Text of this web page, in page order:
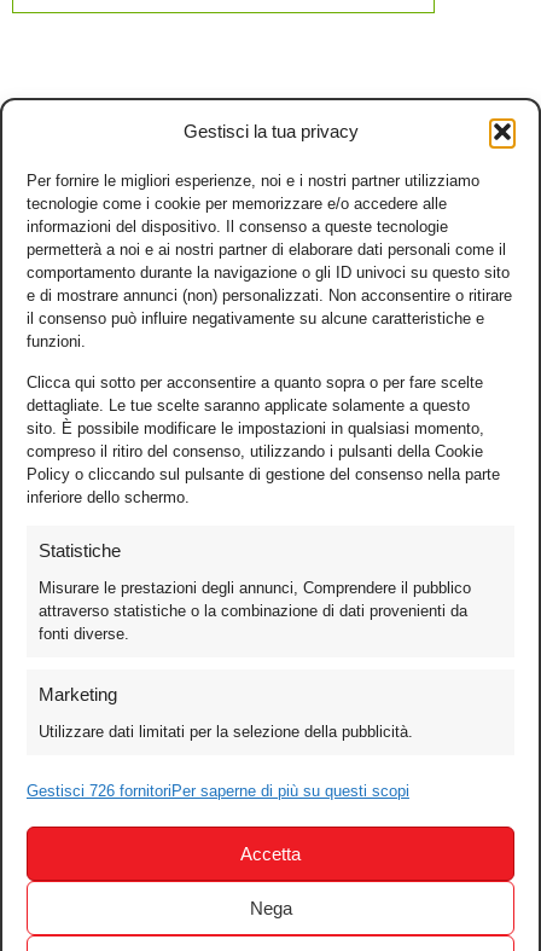
Gestisci la tua privacy
Per fornire le migliori esperienze, noi e i nostri partner utilizziamo
tecnologie come i cookie per memorizzare e/o accedere alle
informazioni del dispositivo. Il consenso a queste tecnologie
permetterà a noi e ai nostri partner di elaborare dati personali come il
comportamento durante la navigazione o gli ID univoci su questo sito
e di mostrare annunci (non) personalizzati. Non acconsentire o ritirare
il consenso può influire negativamente su alcune caratteristiche e
funzioni.
Clicca qui sotto per acconsentire a quanto sopra o per fare scelte
dettagliate. Le tue scelte saranno applicate solamente a questo
sito. È possibile modificare le impostazioni in qualsiasi momento,
compreso il ritiro del consenso, utilizzando i pulsanti della Cookie
Policy o cliccando sul pulsante di gestione del consenso nella parte
inferiore dello schermo.
Statistiche
Misurare le prestazioni degli annunci, Comprendere il pubblico
attraverso statistiche o la combinazione di dati provenienti da
fonti diverse.
Marketing
Utilizzare dati limitati per la selezione della pubblicità.
Gestisci 726 fornitori Per saperne di più su questi scopi
Accetta
Nega
Games
Test
Audio